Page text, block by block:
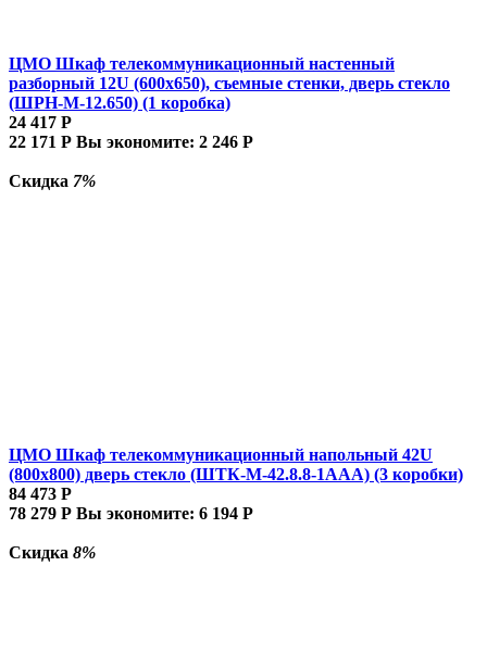
ЦМО Шкаф телекоммуникационный настенный
разборный 12U (600х650), съемные стенки, дверь стекло
(ШРН-М-12.650) (1 коробка)
24 417 Р
22 171 Р Вы экономите: 2 246 Р
Скидка 7%
ЦМО Шкаф телекоммуникационный напольный 42U
(800x800) дверь стекло (ШТК-М-42.8.8-1ААА) (3 коробки)
84 473 Р
78 279 Р Вы экономите: 6 194 Р
Скидка 8%